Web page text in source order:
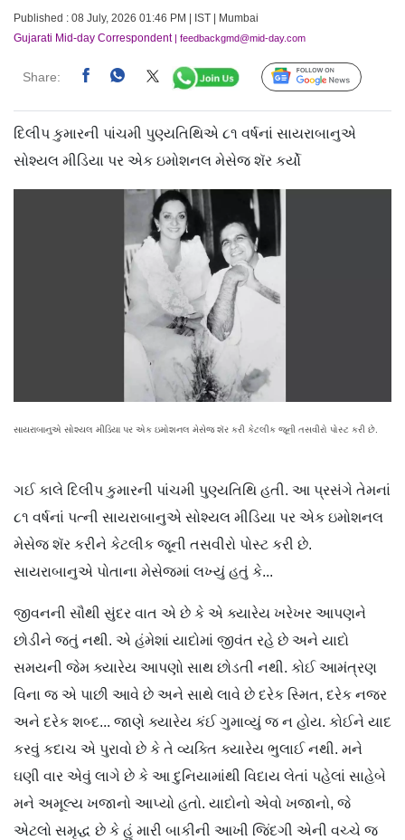
Published : 08 July, 2026 01:46 PM | IST | Mumbai
Gujarati Mid-day Correspondent| feedbackgmd@mid-day.com
Share: Follow Us
દિલીપ કુમારની પાંચમી પુણ્યતિથિએ ૮૧ વર્ષનાં સાયરાબાનુએ
સોશ્યલ મીડિયા પર એક ઇમોશનલ મેસેજ શૅર કર્યો
સાયરાબાનુએ સોશ્યલ મીડિયા પર એક ઇમોશનલ મેસેજ શૅર કરી કેટલીક જૂની તસવીરો પોસ્ટ કરી છે.
ગઈ કાલે દિલીપ કુમારની પાંચમી પુણ્યતિથિ હતી. આ પ્રસંગે તેમનાં
૮૧ વર્ષનાં પત્ની સાયરાબાનુએ સોશ્યલ મીડિયા પર એક ઇમોશનલ
મેસેજ શૅર કરીને કેટલીક જૂની તસવીરો પોસ્ટ કરી છે.
સાયરાબાનુએ પોતાના મેસેજમાં લખ્યું હતું કે...
જીવનની સૌથી સુંદર વાત એ છે કે એ ક્યારેય ખરેખર આપણને
છોડીને જતું નથી. એ હંમેશાં યાદોમાં જીવંત રહે છે અને યાદો
સમયની જેમ ક્યારેય આપણો સાથ છોડતી નથી. કોઈ આમંત્રણ
વિના જ એ પાછી આવે છે અને સાથે લાવે છે દરેક સ્મિત, દરેક નજર
અને દરેક શબ્દ... જાણે ક્યારેય કંઈ ગુમાવ્યું જ ન હોય. કોઈને યાદ
કરવું કદાચ એ પુરાવો છે કે તે વ્યક્તિ ક્યારેય ભુલાઈ નથી. મને
ઘણી વાર એવું લાગે છે કે આ દુનિયામાંથી વિદાય લેતાં પહેલાં સાહેબે
મને અમૂલ્ય ખજાનો આપ્યો હતો. યાદોનો એવો ખજાનો, જે
એટલો સમૃદ્ધ છે કે હું મારી બાકીની આખી જિંદગી એની વચ્ચે જ